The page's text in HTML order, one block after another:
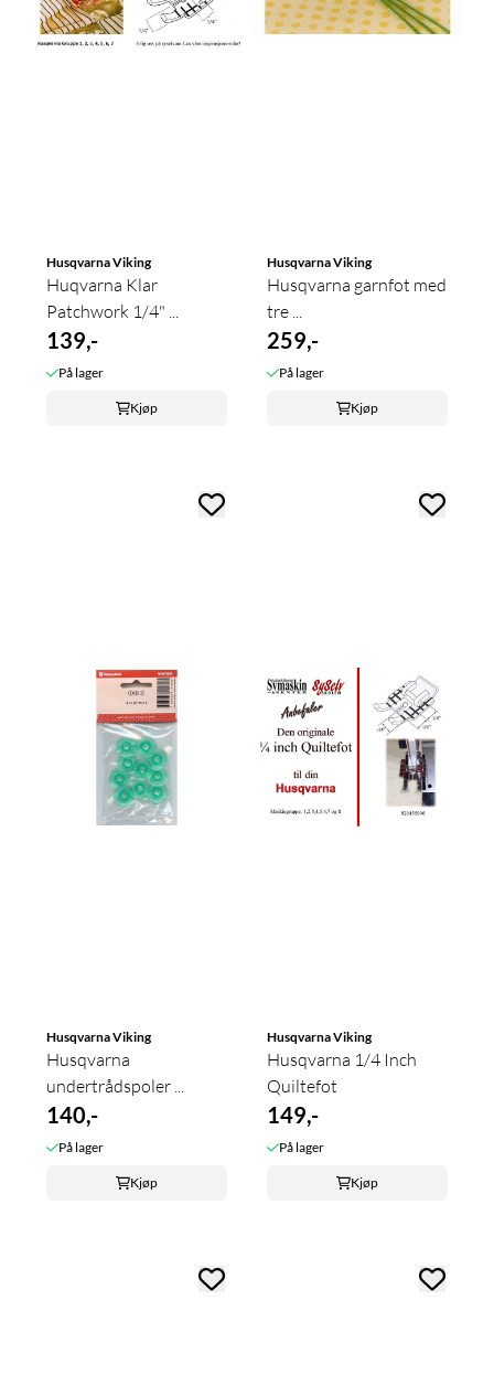
Husqvarna Viking
Huqvarna Klar
Patchwork 1/4" ...
139,-
På lager
Kjøp
Husqvarna Viking
Husqvarna garnfot med
tre ...
259,-
På lager
Kjøp
Husqvarna Viking
Husqvarna
undertrådspoler ...
140,-
På lager
Kjøp
Husqvarna Viking
Husqvarna 1/4 Inch
Quiltefot
149,-
På lager
Kjøp